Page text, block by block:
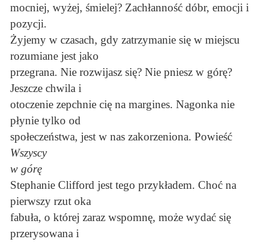
mocniej, wyżej, śmielej? Zachłanność dóbr, emocji i
pozycji.
Żyjemy w czasach, gdy zatrzymanie się w miejscu
rozumiane jest jako
przegrana. Nie rozwijasz się? Nie pniesz w górę?
Jeszcze chwila i
otoczenie zepchnie cię na margines. Nagonka nie
płynie tylko od
społeczeństwa, jest w nas zakorzeniona. Powieść
Wszyscy
w górę
Stephanie Clifford jest tego przykładem. Choć na
pierwszy rzut oka
fabuła, o której zaraz wspomnę, może wydać się
przerysowana i